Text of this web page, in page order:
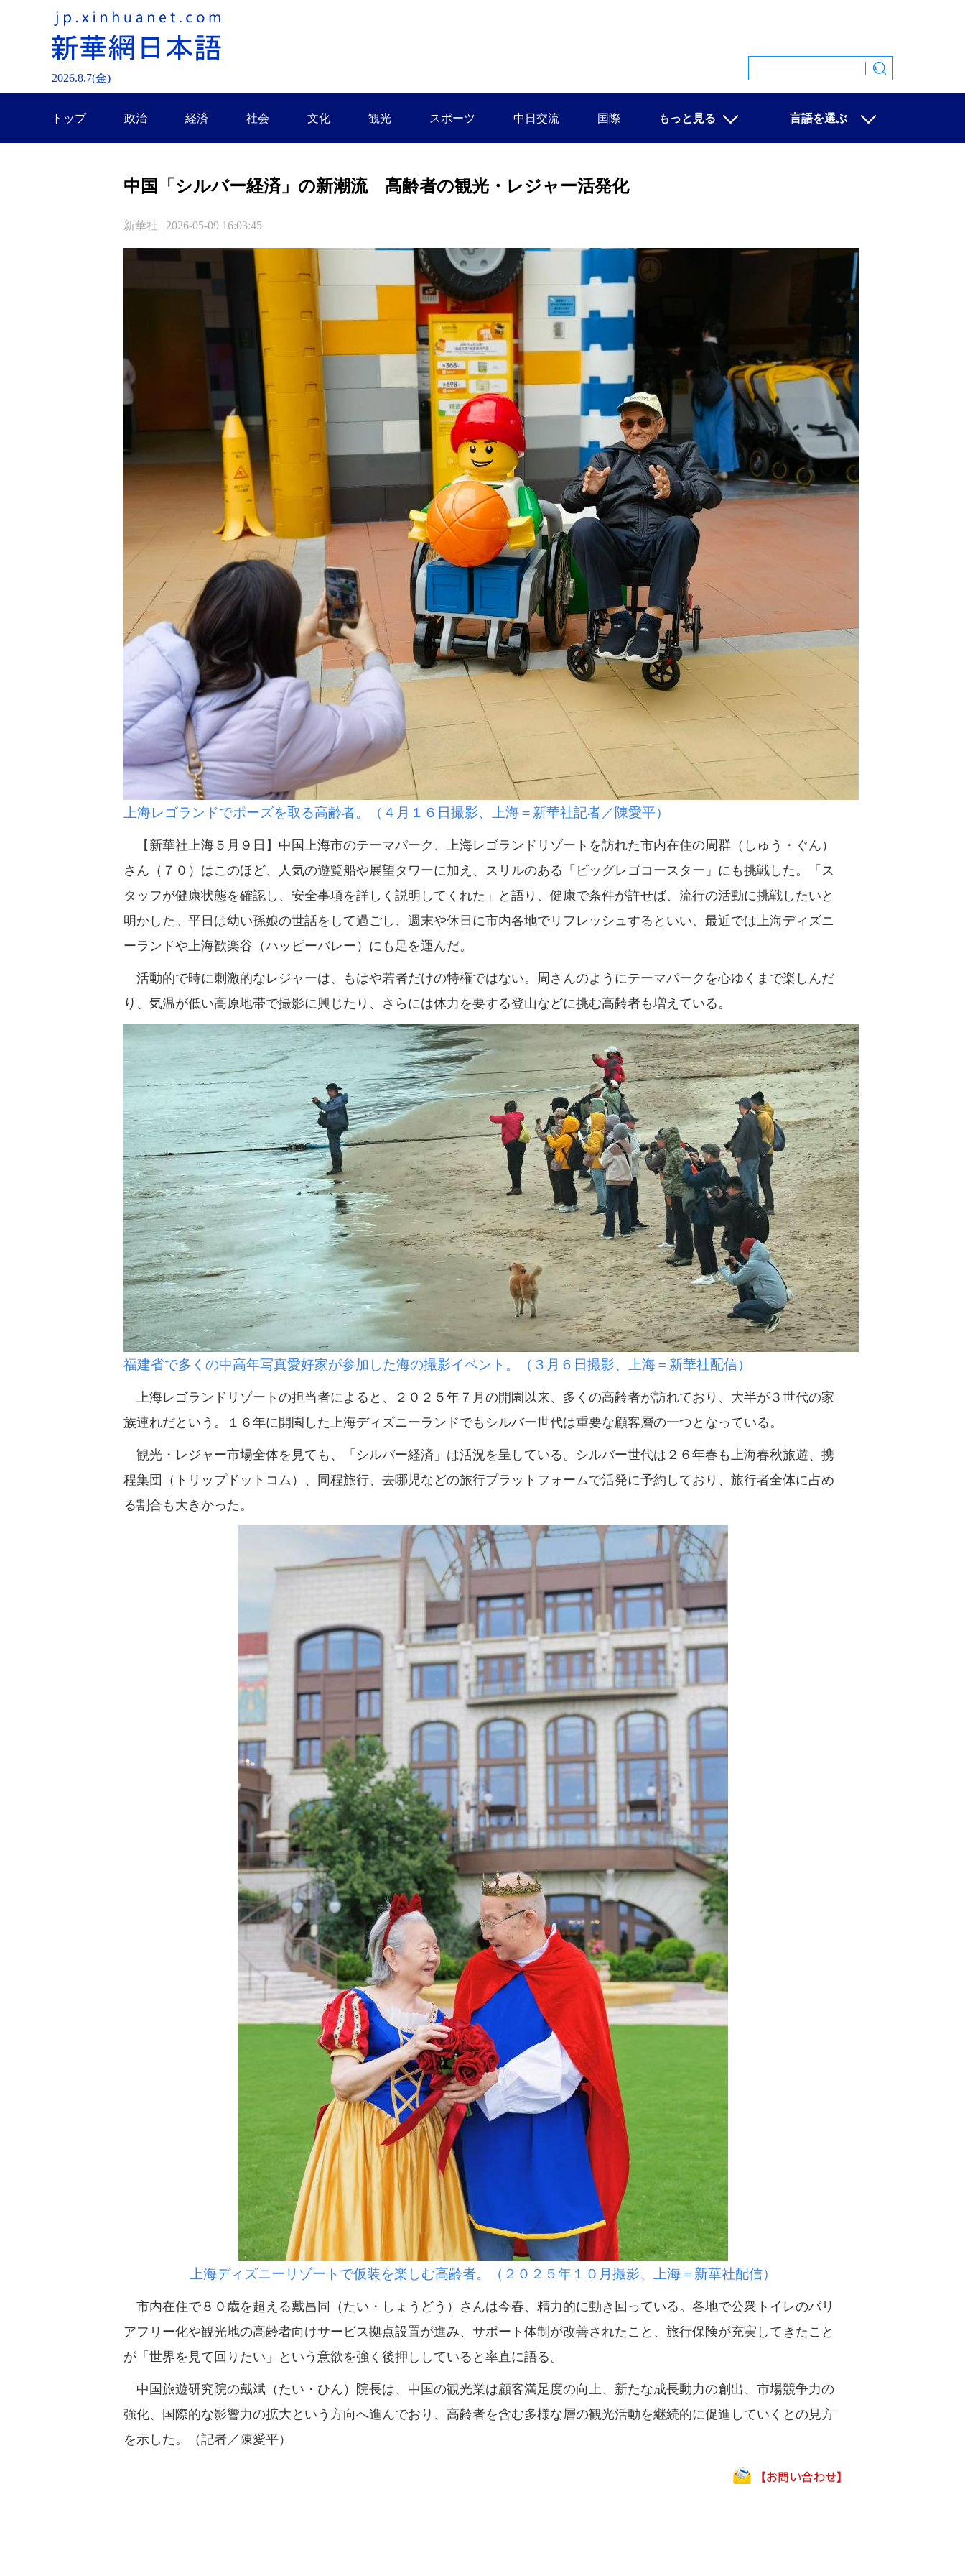
2026.8.7(金)
トップ 政治 経済 社会 文化 観光 スポーツ 中日交流 国際 もっと見る 言語を選ぶ
한국어
Português
中国「シルバー経済」の新潮流 高齢者の観光・レジャー活発化
新華社 | 2026-05-09 16:03:45
上海レゴランドでポーズを取る高齢者。（４月１６日撮影、上海＝新華社記者／陳愛平）
【新華社上海５月９日】中国上海市のテーマパーク、上海レゴランドリゾートを訪れた市内在住の周群（しゅう・ぐん）
さん（７０）はこのほど、人気の遊覧船や展望タワーに加え、スリルのある「ビッグレゴコースター」にも挑戦した。「ス
タッフが健康状態を確認し、安全事項を詳しく説明してくれた」と語り、健康で条件が許せば、流行の活動に挑戦したいと
明かした。平日は幼い孫娘の世話をして過ごし、週末や休日に市内各地でリフレッシュするといい、最近では上海ディズニ
ーランドや上海歓楽谷（ハッピーバレー）にも足を運んだ。
活動的で時に刺激的なレジャーは、もはや若者だけの特権ではない。周さんのようにテーマパークを心ゆくまで楽しんだ
り、気温が低い高原地帯で撮影に興じたり、さらには体力を要する登山などに挑む高齢者も増えている。
福建省で多くの中高年写真愛好家が参加した海の撮影イベント。（３月６日撮影、上海＝新華社配信）
上海レゴランドリゾートの担当者によると、２０２５年７月の開園以来、多くの高齢者が訪れており、大半が３世代の家
族連れだという。１６年に開園した上海ディズニーランドでもシルバー世代は重要な顧客層の一つとなっている。
観光・レジャー市場全体を見ても、「シルバー経済」は活況を呈している。シルバー世代は２６年春も上海春秋旅遊、携
程集団（トリップドットコム）、同程旅行、去哪児などの旅行プラットフォームで活発に予約しており、旅行者全体に占め
る割合も大きかった。
上海ディズニーリゾートで仮装を楽しむ高齢者。（２０２５年１０月撮影、上海＝新華社配信）
市内在住で８０歳を超える戴昌同（たい・しょうどう）さんは今春、精力的に動き回っている。各地で公衆トイレのバリ
アフリー化や観光地の高齢者向けサービス拠点設置が進み、サポート体制が改善されたこと、旅行保険が充実してきたこと
が「世界を見て回りたい」という意欲を強く後押ししていると率直に語る。
中国旅遊研究院の戴斌（たい・ひん）院長は、中国の観光業は顧客満足度の向上、新たな成長動力の創出、市場競争力の
強化、国際的な影響力の拡大という方向へ進んでおり、高齢者を含む多様な層の観光活動を継続的に促進していくとの見方
を示した。（記者／陳愛平）